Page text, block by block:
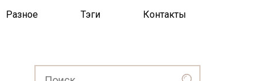
Разное Тэги Контакты